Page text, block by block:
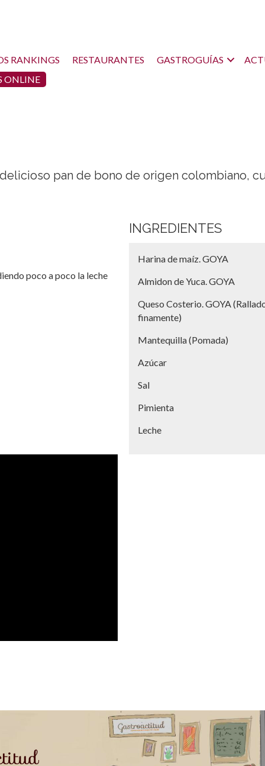
RANKINGS RESTAURANTES GASTROGUÍAS
ONLINE
pan de bono de origen colombiano,
INGREDIENTES
Harina de maíz. GOYA
Almidon de Yuca. GOYA
Queso Costerio. GOYA
finamente)
Mantequilla (Pomada)
Azúcar
Sal
Pimienta
Leche
poco a poco la leche